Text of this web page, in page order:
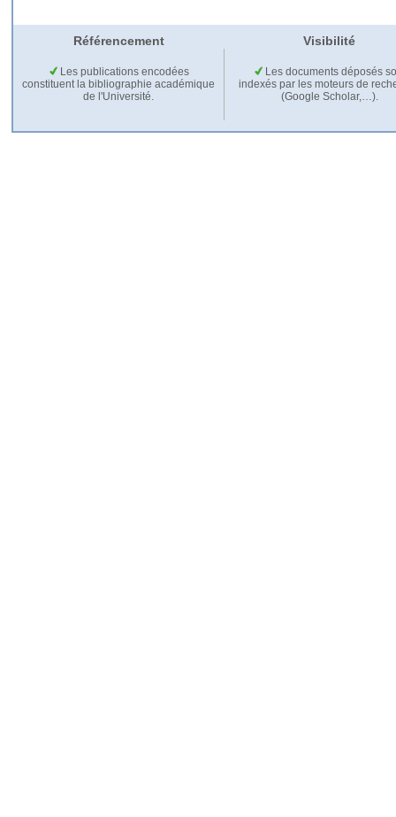
Référencement Visibilité
Les publications encodées
constituent la bibliographie académique
de l'Université.
Les documents déposés
indexés par les moteurs de
(Google Scholar,…).